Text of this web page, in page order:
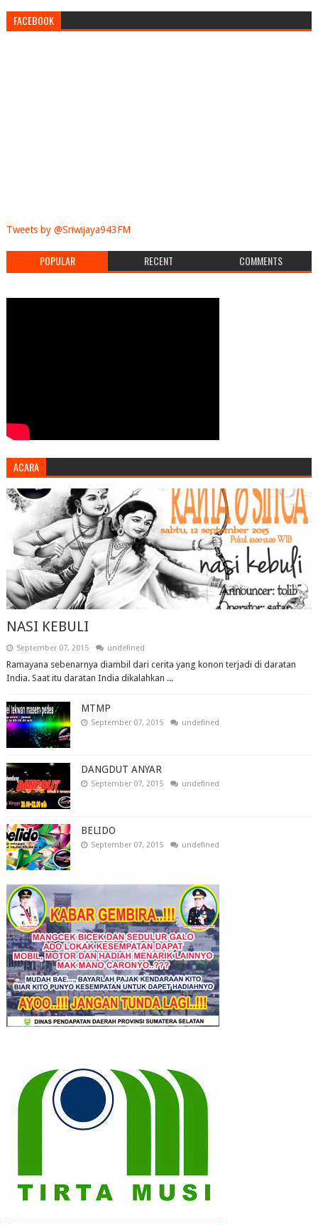
FACEBOOK
Tweets by @Sriwijaya943FM
POPULAR RECENT COMMENTS
ACARA
NASI KEBULI
September 07, 2015 undefined
Ramayana sebenarnya diambil dari cerita yang konon terjadi di daratan
India. Saat itu daratan India dikalahkan ...
MTMP
September 07, 2015 undefined
DANGDUT ANYAR
September 07, 2015 undefined
BELIDO
September 07, 2015 undefined